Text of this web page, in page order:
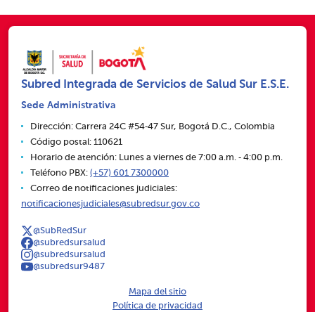
Subred Integrada de Servicios de Salud Sur E.S.E.
Sede Administrativa
Dirección: Carrera 24C #54‑47 Sur, Bogotá D.C., Colombia
Código postal: 110621
Horario de atención: Lunes a viernes de 7:00 a.m. ‑ 4:00 p.m.
Teléfono PBX: (+57) 601 7300000
Correo de notificaciones judiciales:
notificacionesjudiciales@subredsur.gov.co
@SubRedSur
@subredsursalud
@subredsursalud
@subredsur9487
Mapa del sitio
Política de privacidad